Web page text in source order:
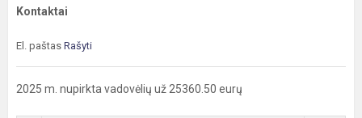
Kontaktai
El. paštas Rašyti
2025 m. nupirkta vadovėlių už 25360.50 eurų